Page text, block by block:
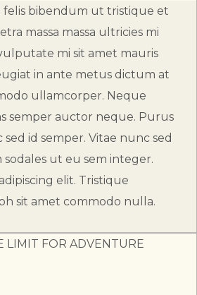
felis bibendum ut tristique et
massa massa ultricies mi
mi sit amet mauris
in ante metus dictum at
ullamcorper. Neque
semper auctor neque. Purus
id semper. Vitae nunc sed
sodales ut eu sem integer.
elit. Tristique
sit amet commodo nulla.
LIMIT FOR ADVENTURE